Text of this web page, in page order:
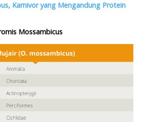
Karnivor yang Mengandung Protein
Mossambicus